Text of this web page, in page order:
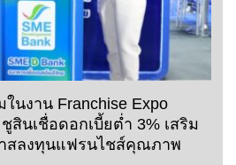
ในงาน Franchise Expo
นเชื่อดอกเบี้ยต่ำ 3% เสริม
สลงทุนแฟรนไชส์คุณภาพ